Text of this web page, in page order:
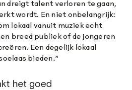
dreigt talent verloren te gaan,
wordt. En niet onbelangrijk:
lokaal vanuit muziek echt
breed publiek of de jongeren
Een degelijk lokaal
bieden.”
het goed